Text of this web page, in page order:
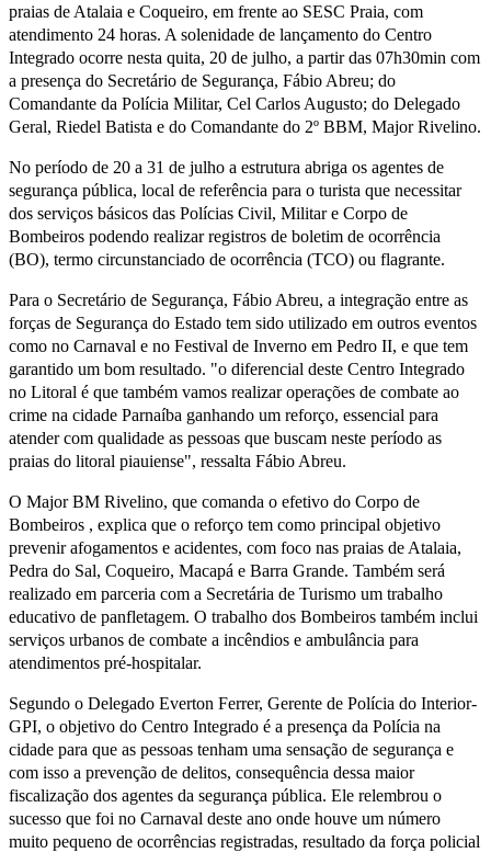
praias de Atalaia e Coqueiro, em frente ao SESC Praia, com
atendimento 24 horas. A solenidade de lançamento do Centro
Integrado ocorre nesta quita, 20 de julho, a partir das 07h30min com
a presença do Secretário de Segurança, Fábio Abreu; do
Comandante da Polícia Militar, Cel Carlos Augusto; do Delegado
Geral, Riedel Batista e do Comandante do 2º BBM, Major Rivelino.
No período de 20 a 31 de julho a estrutura abriga os agentes de
segurança pública, local de referência para o turista que necessitar
dos serviços básicos das Polícias Civil, Militar e Corpo de
Bombeiros podendo realizar registros de boletim de ocorrência
(BO), termo circunstanciado de ocorrência (TCO) ou flagrante.
Para o Secretário de Segurança, Fábio Abreu, a integração entre as
forças de Segurança do Estado tem sido utilizado em outros eventos
como no Carnaval e no Festival de Inverno em Pedro II, e que tem
garantido um bom resultado. "o diferencial deste Centro Integrado
no Litoral é que também vamos realizar operações de combate ao
crime na cidade Parnaíba ganhando um reforço, essencial para
atender com qualidade as pessoas que buscam neste período as
praias do litoral piauiense", ressalta Fábio Abreu.
O Major BM Rivelino, que comanda o efetivo do Corpo de
Bombeiros , explica que o reforço tem como principal objetivo
prevenir afogamentos e acidentes, com foco nas praias de Atalaia,
Pedra do Sal, Coqueiro, Macapá e Barra Grande. Também será
realizado em parceria com a Secretária de Turismo um trabalho
educativo de panfletagem. O trabalho dos Bombeiros também inclui
serviços urbanos de combate a incêndios e ambulância para
atendimentos pré-hospitalar.
Segundo o Delegado Everton Ferrer, Gerente de Polícia do Interior-
GPI, o objetivo do Centro Integrado é a presença da Polícia na
cidade para que as pessoas tenham uma sensação de segurança e
com isso a prevenção de delitos, consequência dessa maior
fiscalização dos agentes da segurança pública. Ele relembrou o
sucesso que foi no Carnaval deste ano onde houve um número
muito pequeno de ocorrências registradas, resultado da força policial